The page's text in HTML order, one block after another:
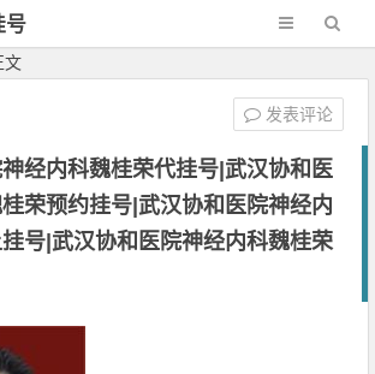
号
文
经内科魏桂荣代挂号|武汉协和医
荣预约挂号|武汉协和医院神经内
号|武汉协和医院神经内科魏桂荣
发表评论